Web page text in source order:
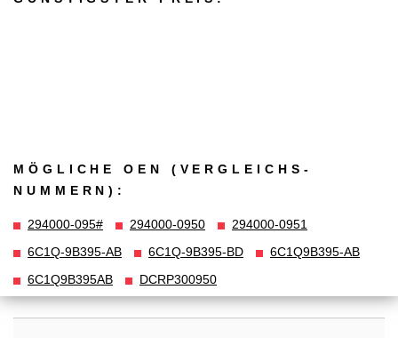
MÖGLICHE OEN (VERGLEICHS­
NUMMERN):
294000-095# 294000-0950
294000-0951
6C1Q-9B395-AB
6C1Q-9B395-BD
6C1Q9B395-AB
6C1Q9B395AB
DCRP300950